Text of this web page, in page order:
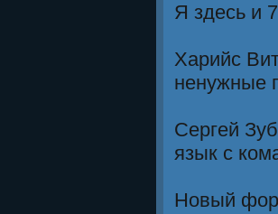
Я здесь и
Харийс
ненужные
Сергей
язык с
Новый